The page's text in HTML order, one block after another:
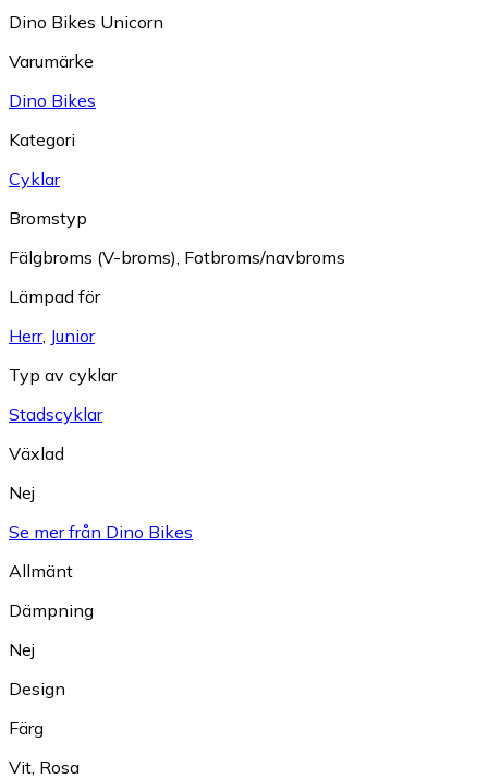
Dino Bikes Unicorn
Varumärke
Dino Bikes
Kategori
Cyklar
Bromstyp
Fälgbroms (V-broms) Fotbroms/navbroms
Lämpad för
Herr, Junior
Typ av cyklar
Stadscyklar
Växlad
Nej
Se mer från Dino Bikes
Allmänt
Dämpning
Nej
Design
Färg
Vit Rosa